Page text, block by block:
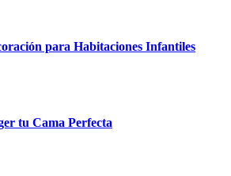
para Habitaciones Infantiles
tu Cama Perfecta